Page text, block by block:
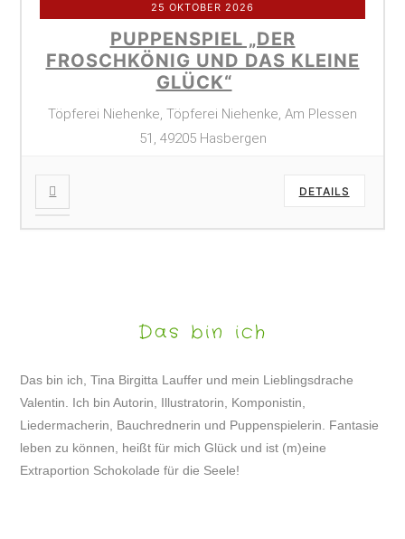
25 OKTOBER 2026
PUPPENSPIEL „DER
FROSCHKÖNIG UND DAS KLEINE
GLÜCK“
Töpferei Niehenke, Töpferei Niehenke, Am Plessen
51, 49205 Hasbergen
DETAILS
Das bin ich
Das bin ich, Tina Birgitta Lauffer und mein Lieblingsdrache
Valentin. Ich bin Autorin, Illustratorin, Komponistin,
Liedermacherin, Bauchrednerin und Puppenspielerin. Fantasie
leben zu können, heißt für mich Glück und ist (m)eine
Extraportion Schokolade für die Seele!